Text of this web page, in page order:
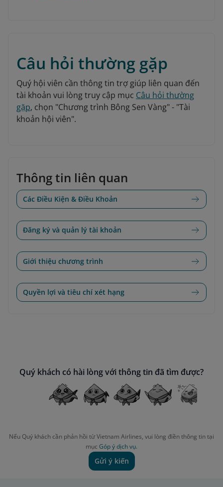
Câu hỏi thường gặp
Quý hội viên cần thông tin trợ giúp liên quan đến
tài khoản vui lòng truy cập mục Câu hỏi thường
gặp, chọn "Chương trình Bông Sen Vàng" - "Tài
khoản hội viên".
Thông tin liên quan
Các Điều Kiện & Điều Khoản
Đăng ký và quản lý tài khoản
Giới thiệu chương trình
Quyền lợi và tiêu chí xét hạng
Quý khách có hài lòng với thông tin đã tìm được?
Nếu Quý khách cần phản hồi từ Vietnam Airlines, vui lòng điền thông tin tại
mục Góp ý dịch vụ.
Gửi ý kiến